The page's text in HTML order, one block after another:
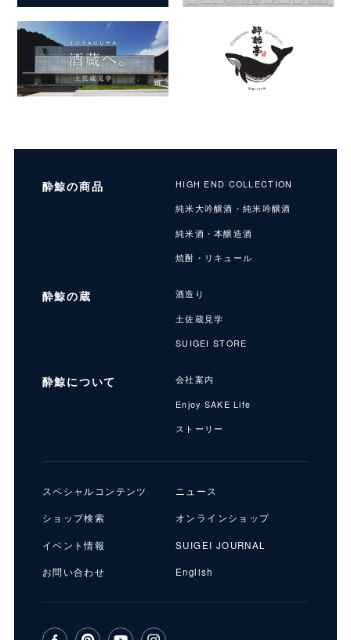
酔鯨の商品 HIGH END COLLECTION
純米大吟醸酒・純米吟醸酒
純米酒・本醸造酒
焼酎・リキュール
酔鯨の蔵 酒造り
土佐蔵見学
SUIGEI STORE
酔鯨について 会社案内
Enjoy SAKE Life
ストーリー
ニュース
スペシャルコンテンツ
ショップ検索 オンラインショップ
イベント情報 SUIGEI JOURNAL
お問い合わせ English